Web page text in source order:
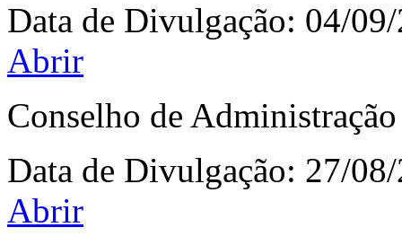
Data de Divulgação: 04/
Abrir
Conselho de Administração
Data de Divulgação: 27/
Abrir